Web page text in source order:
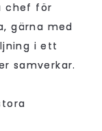
chef för
gärna med
i ett
samverkar.